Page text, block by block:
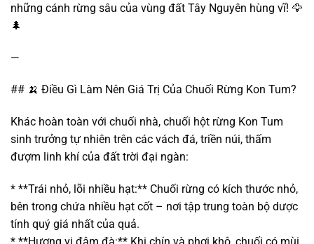
những cánh rừng sâu của vùng đất Tây Nguyên hùng vĩ! 🦅
🌲
—
## 🍌 Điều Gì Làm Nên Giá Trị Của Chuối Rừng Kon Tum?
Khác hoàn toàn với chuối nhà, chuối hột rừng Kon Tum
sinh trưởng tự nhiên trên các vách đá, triền núi, thấm
đượm linh khí của đất trời đại ngàn:
* **Trái nhỏ, lõi nhiều hạt:** Chuối rừng có kích thước nhỏ,
bên trong chứa nhiều hạt cốt – nơi tập trung toàn bộ dược
tính quý giá nhất của quả.